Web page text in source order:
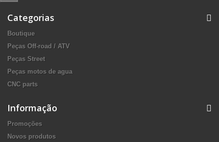
Categorias
Boutique
Peças Off-road / ATV
Peças Street
Peças motos de agua
CNC parts
Informação
Promoções
Novos produtos